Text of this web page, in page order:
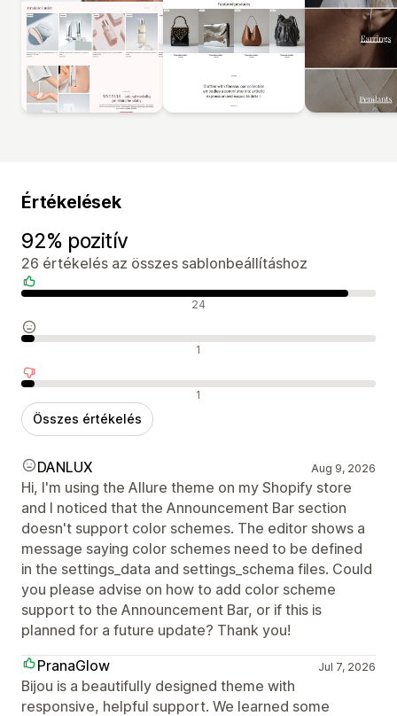
Értékelések
92% pozitív
26 értékelés az összes sablonbeállításhoz
Pozitív értékelések 24
Semleges értékelések 1
Negatív értékelések 1
Összes értékelés
DANLUX Aug 9, 2026
Hi, I'm using the Allure theme on my Shopify store
and I noticed that the Announcement Bar section
doesn't support color schemes. The editor shows a
message saying color schemes need to be defined
in the settings_data and settings_schema files. Could
you please advise on how to add color scheme
support to the Announcement Bar, or if this is
planned for a future update? Thank you!
PranaGlow
Jul 7, 2026
Bijou is a beautifully designed theme with
responsive, helpful support. We learned some